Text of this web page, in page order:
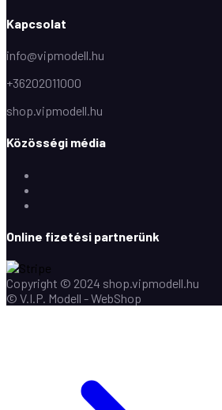
Kapcsolat
info@vipmodell.hu
+36202011000
shop.vipmodell.hu
Közösségi média
Online fizetési partnerünk
Copyright © 2024 shop.vipmodell.hu
© V.I.P. Modell - WebShop